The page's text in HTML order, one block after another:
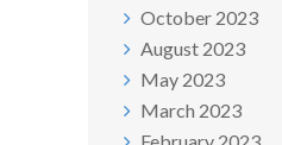
October 2023
August 2023
May 2023
March 2023